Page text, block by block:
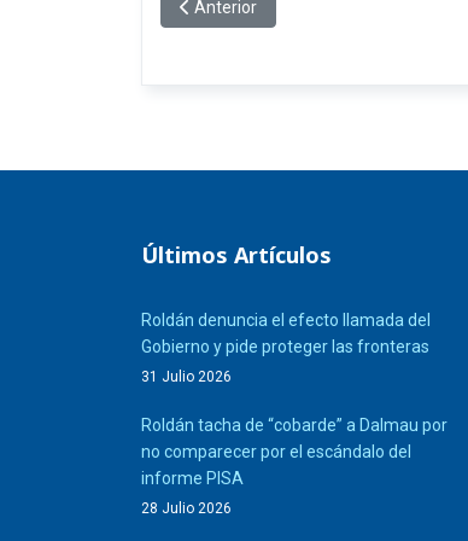
Artículo anterior: Juan Fernández:
Anterior
Últimos Artículos
Roldán denuncia el efecto llamada del
Gobierno y pide proteger las fronteras
31 Julio 2026
Roldán tacha de “cobarde” a Dalmau por
no comparecer por el escándalo del
informe PISA
28 Julio 2026